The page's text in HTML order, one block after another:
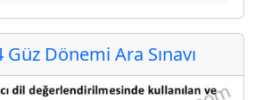
Dönemi Ara Sınavı